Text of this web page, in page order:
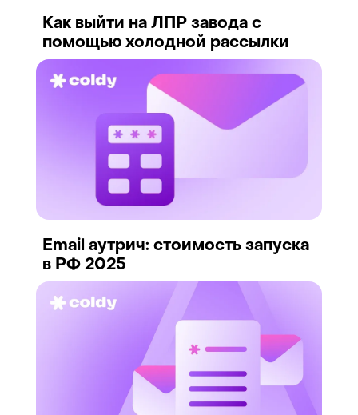
Как выйти на ЛПР завода с
помощью холодной рассылки
Email аутрич: стоимость запуска
в РФ 2025